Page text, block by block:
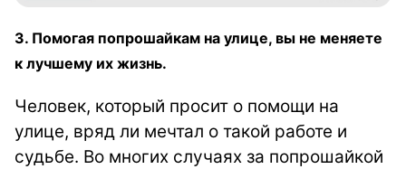
3. Помогая попрошайкам на улице, вы не меняете
к лучшему их жизнь.
Человек, который просит о помощи на
улице, вряд ли мечтал о такой работе и
судьбе. Во многих случаях за попрошайкой